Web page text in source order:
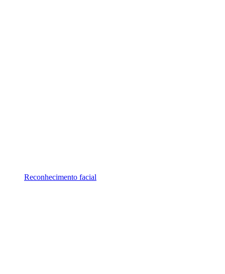
Reconhecimento facial